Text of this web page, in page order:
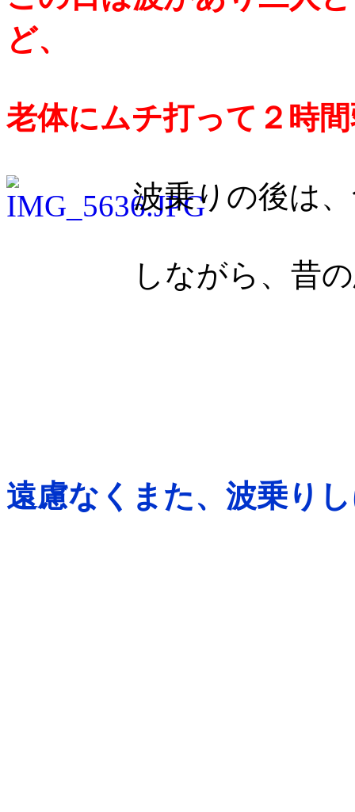
ど、
老体にムチ打って２時
波乗りの後は
しながら、昔
遠慮なくまた、波乗り